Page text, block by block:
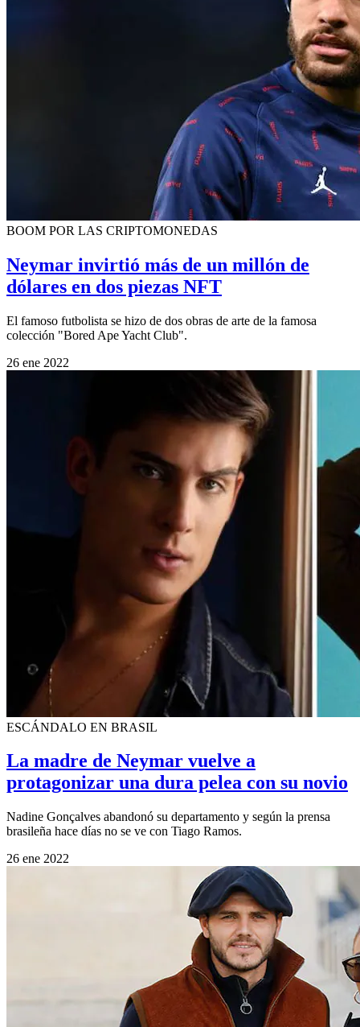
BOOM POR LAS CRIPTOMONEDAS
Neymar invirtió más de un millón de
dólares en dos piezas NFT
El famoso futbolista se hizo de dos obras de arte de la famosa
colección "Bored Ape Yacht Club".
26 ene 2022
ESCÁNDALO EN BRASIL
La madre de Neymar vuelve a
protagonizar una dura pelea con su novio
Nadine Gonçalves abandonó su departamento y según la prensa
brasileña hace días no se ve con Tiago Ramos.
26 ene 2022